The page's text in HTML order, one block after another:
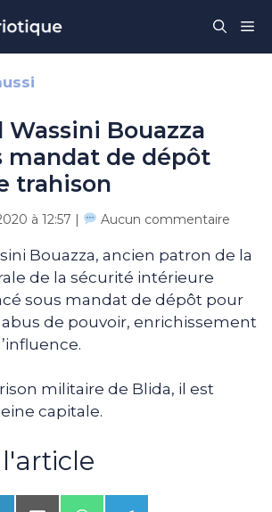
Wassini Bouazza
mandat de dépôt
trahison
à 12:57 | Aucun commentaire
Bouazza, ancien patron de la
de la sécurité intérieure
sous mandat de dépôt pour
de pouvoir, enrichissement
militaire de Blida, il est
capitale.